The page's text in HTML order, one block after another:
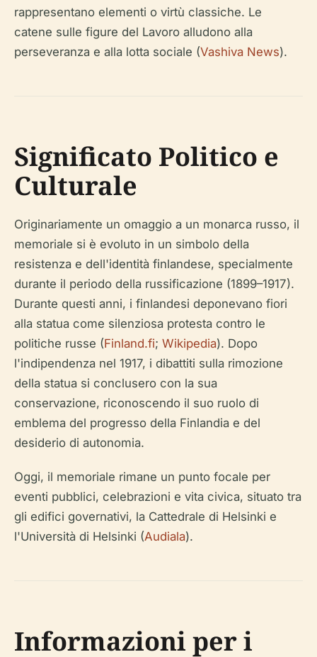
rappresentano elementi o virtù classiche. Le
catene sulle figure del Lavoro alludono alla
perseveranza e alla lotta sociale (Vashiva News).
Significato Politico e
Culturale
Originariamente un omaggio a un monarca russo, il
memoriale si è evoluto in un simbolo della
resistenza e dell'identità finlandese, specialmente
durante il periodo della russificazione (1899–1917).
Durante questi anni, i finlandesi deponevano fiori
alla statua come silenziosa protesta contro le
politiche russe (Finland.fi; Wikipedia). Dopo
l'indipendenza nel 1917, i dibattiti sulla rimozione
della statua si conclusero con la sua
conservazione, riconoscendo il suo ruolo di
emblema del progresso della Finlandia e del
desiderio di autonomia.
Oggi, il memoriale rimane un punto focale per
eventi pubblici, celebrazioni e vita civica, situato tra
gli edifici governativi, la Cattedrale di Helsinki e
l'Università di Helsinki (Audiala).
Informazioni per i